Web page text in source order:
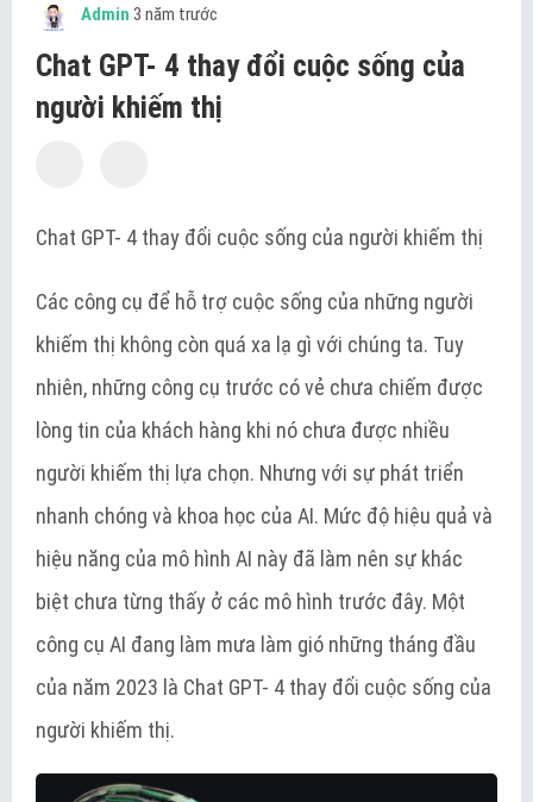
Admin 3 năm trước
Chat GPT- 4 thay đổi cuộc sống của
người khiếm thị
Chat GPT- 4 thay đổi cuộc sống của người khiếm thị
Các công cụ để hỗ trợ cuộc sống của những người
khiếm thị không còn quá xa lạ gì với chúng ta. Tuy
nhiên, những công cụ trước có vẻ chưa chiếm được
lòng tin của khách hàng khi nó chưa được nhiều
người khiếm thị lựa chọn. Nhưng với sự phát triển
nhanh chóng và khoa học của AI. Mức độ hiệu quả và
hiệu năng của mô hình AI này đã làm nên sự khác
biệt chưa từng thấy ở các mô hình trước đây. Một
công cụ AI đang làm mưa làm gió những tháng đầu
của năm 2023 là Chat GPT- 4 thay đổi cuộc sống của
người khiếm thị.